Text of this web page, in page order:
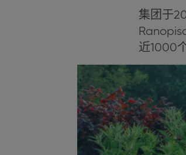
集团于
近1000